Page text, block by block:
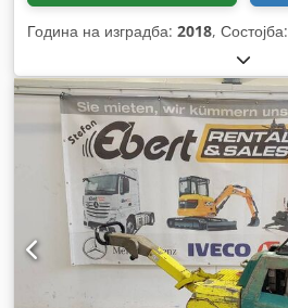
Година на изградба: 2018, Состојба: